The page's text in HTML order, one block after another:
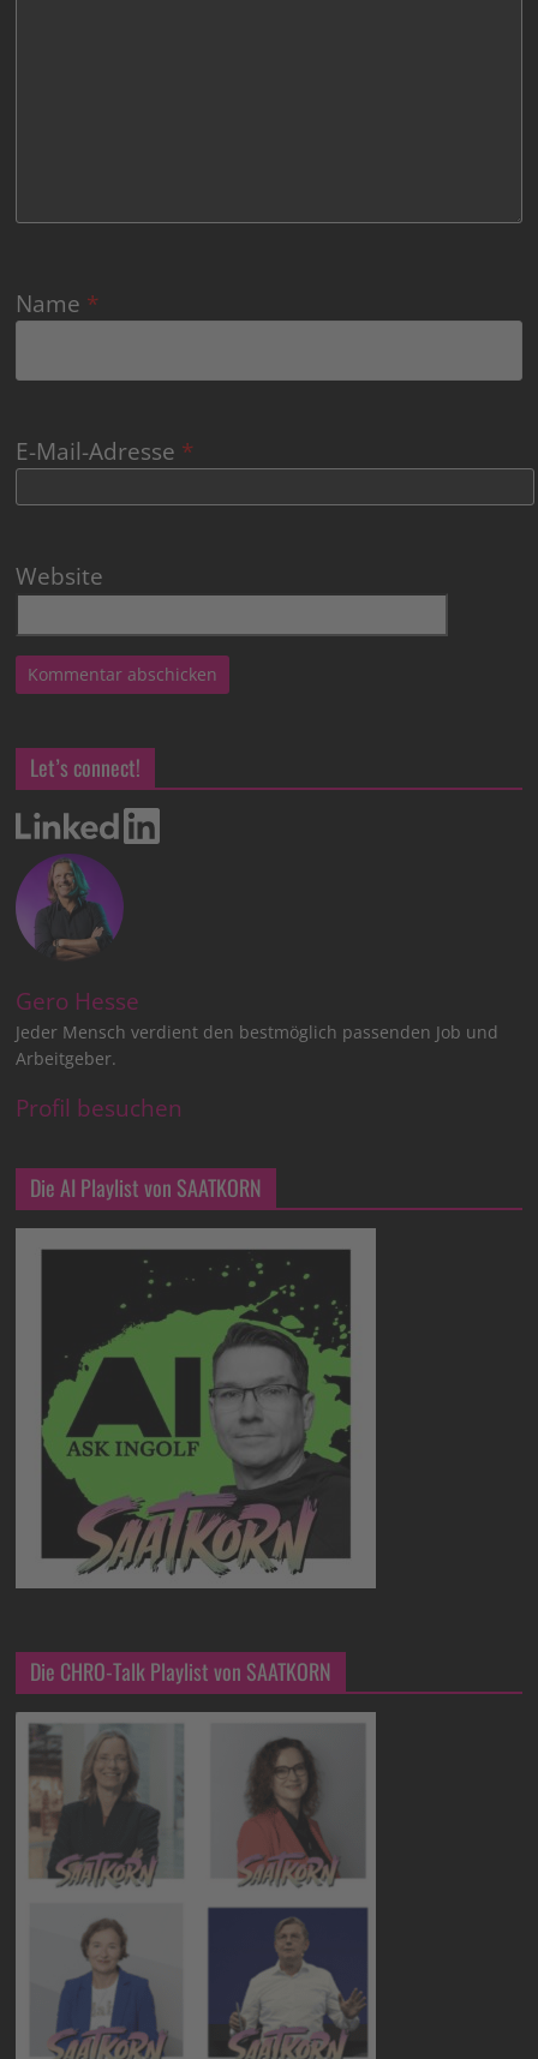
Name *
E-Mail-Adresse *
Website
Let’s connect!
Gero Hesse
Jeder Mensch verdient den bestmöglich passenden Job und
Arbeitgeber.
Profil besuchen
Die AI Playlist von SAATKORN
Die CHRO-Talk Playlist von SAATKORN